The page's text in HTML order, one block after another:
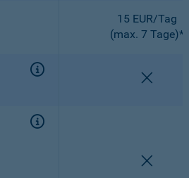
15 EUR/Tag
(max. 7 Tage)*